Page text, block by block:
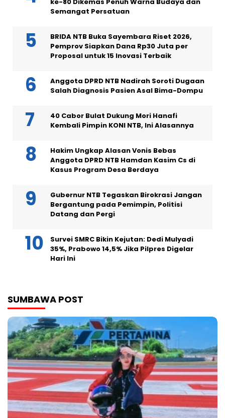
Semangat Persatuan
BRIDA NTB Buka Sayembara Riset 2026,
Pemprov Siapkan Dana Rp30 Juta per
Proposal untuk 15 Inovasi Terbaik
Anggota DPRD NTB Nadirah Soroti Dugaan
Salah Diagnosis Pasien Asal Bima-Dompu
40 Cabor Bulat Dukung Mori Hanafi
Kembali Pimpin KONI NTB, Ini Alasannya
Hakim Ungkap Alasan Vonis Bebas
Anggota DPRD NTB Hamdan Kasim Cs di
Kasus Program Desa Berdaya
Gubernur NTB Tegaskan Birokrasi Jangan
Bergantung pada Pemimpin, Politisi
Datang dan Pergi
Survei SMRC Bikin Kejutan: Dedi Mulyadi
35%, Prabowo 14,5% Jika Pilpres Digelar
Hari Ini
SUMBAWA POST